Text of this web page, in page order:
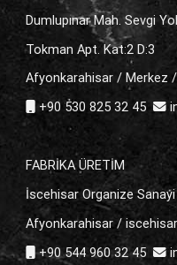
Dumlupınar Mah. Sevgi
Tokman Apt. Kat:2 D:3
Afyonkarahisar / Merkez
+90 530 825 32 45
FABRİKA ÜRETİM
İscehisar Organize
Afyonkarahisar /
+90 544 960 32 45